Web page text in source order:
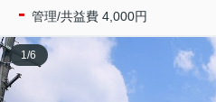
- 管理/共益費 4,000円
1/6